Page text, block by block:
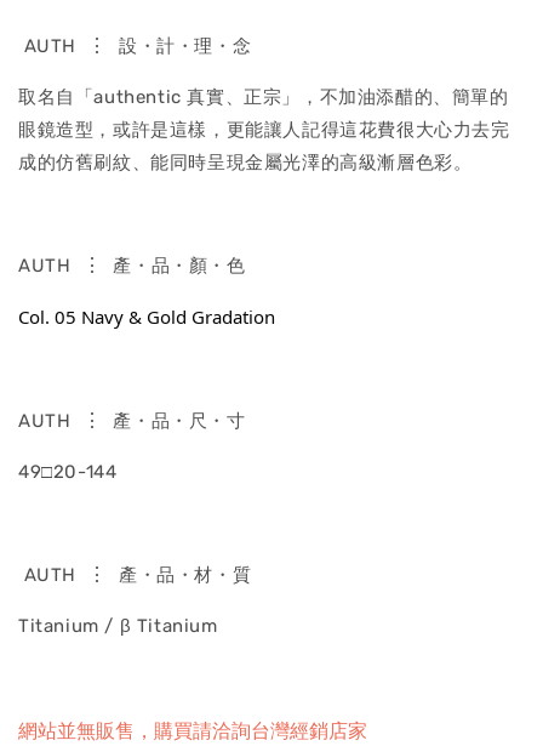
AUTH ⋮ 設・計・理・念
取名自「authentic 真實、正宗」，不加油添醋的、簡單的
眼鏡造型，或許是這樣，更能讓人記得這花費很大心力去完
成的仿舊刷紋、能同時呈現金屬光澤的高級漸層色彩。
AUTH ⋮ 產・品・顏・色
Col. 05 Navy & Gold Gradation
AUTH ⋮ 產・品・尺・寸
49□20-144
AUTH ⋮ 產・品・材・質
Titanium / β Titanium
網站並無販售，購買請洽詢台灣經銷店家